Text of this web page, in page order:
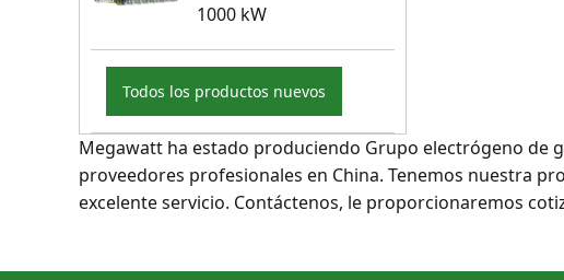
1000 kW
Todos los productos nuevos
Megawatt ha estado produciendo Grupo electrógeno de
proveedores profesionales en China. Tenemos nuestra
excelente servicio. Contáctenos, le proporcionaremos